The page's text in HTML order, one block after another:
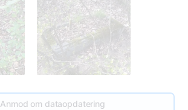
Anmod om dataopdatering